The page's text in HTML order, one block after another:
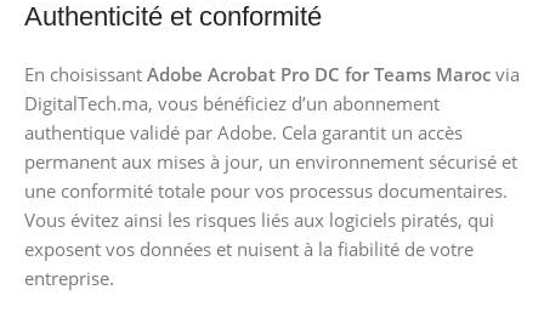
Authenticité et conformité
En choisissant Adobe Acrobat Pro DC for Teams Maroc via
DigitalTech.ma, vous bénéficiez d’un abonnement
authentique validé par Adobe. Cela garantit un accès
permanent aux mises à jour, un environnement sécurisé et
une conformité totale pour vos processus documentaires.
Vous évitez ainsi les risques liés aux logiciels piratés, qui
exposent vos données et nuisent à la fiabilité de votre
entreprise.